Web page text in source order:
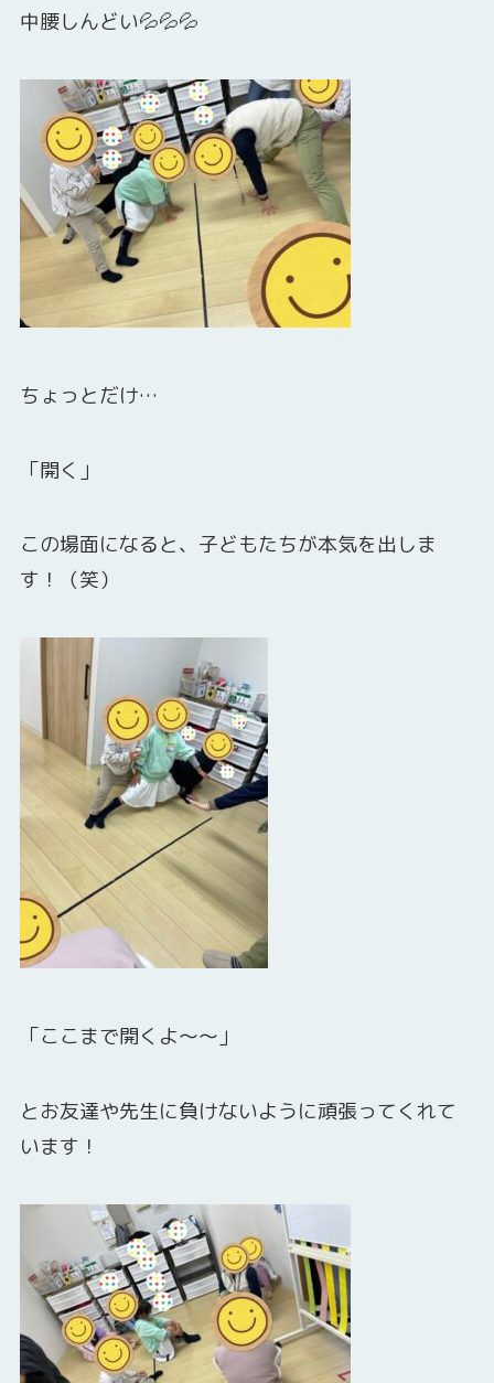
中腰しんどい💦💦💦
ちょっとだけ…
「開く」
この場面になると、子どもたちが本気を出しま
す！（笑）
「ここまで開くよ～～」
とお友達や先生に負けないように頑張ってくれて
います！